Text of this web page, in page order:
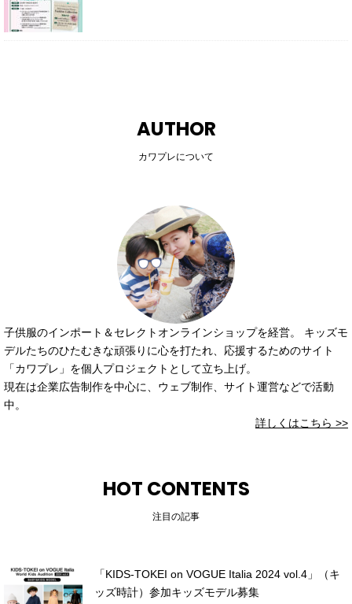
AUTHOR
カワプレについて
子供服のインポート＆セレクトオンラインショップを経営。 キッズモ
デルたちのひたむきな頑張りに心を打たれ、応援するためのサイト
「カワプレ」を個人プロジェクトとして立ち上げ。
現在は企業広告制作を中心に、ウェブ制作、サイト運営などで活動
中。
詳しくはこちら >>
HOT CONTENTS
注目の記事
「KIDS-TOKEI on VOGUE Italia 2024 vol.4」（キ
ッズ時計）参加キッズモデル募集